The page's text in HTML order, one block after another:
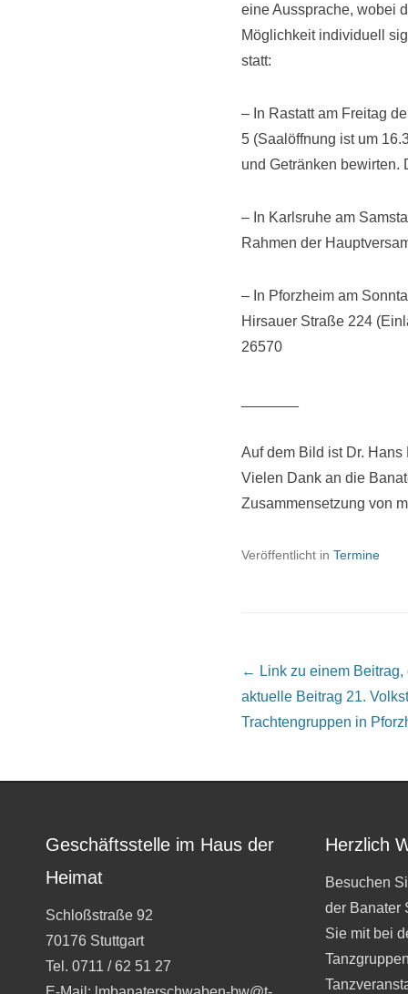
eine Aussprache, wobei
Möglichkeit individuell
statt:
– In Rastatt am Freitag
5 (Saalöffnung ist um
und Getränken bewirten.
– In Karlsruhe am
Rahmen der
– In Pforzheim am
Hirsauer Straße 224
26570
Auf dem Bild ist Dr.
Vielen Dank an die
Zusammensetzung von
Veröffentlicht in Termine
Beitrags Übersicht
← Link zu einem Beitrag,
aktuelle Beitrag 21.
Trachtengruppen in
Geschäftsstelle im Haus der
Heimat
Schloßstraße 92
70176 Stuttgart
Tel. 0711 / 62 51 27
Herzlich
Besuchen
der Banater
Sie mit bei